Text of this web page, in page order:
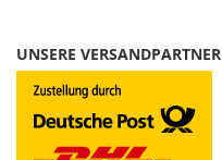
UNSERE VERSANDPARTNER